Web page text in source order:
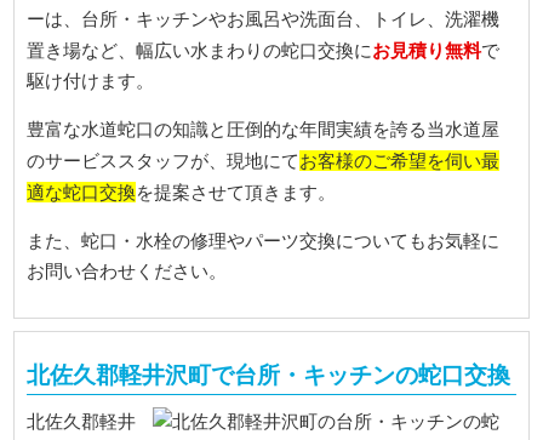
ーは、台所・キッチンやお風呂や洗面台、トイレ、洗濯機
置き場など、幅広い水まわりの蛇口交換にお見積り無料で
駆け付けます。
豊富な水道蛇口の知識と圧倒的な年間実績を誇る当水道屋
のサービススタッフが、現地にてお客様のご希望を伺い最
適な蛇口交換を提案させて頂きます。
また、蛇口・水栓の修理やパーツ交換についてもお気軽に
お問い合わせください。
北佐久郡軽井沢町で台所・キッチンの蛇口交換
北佐久郡軽井